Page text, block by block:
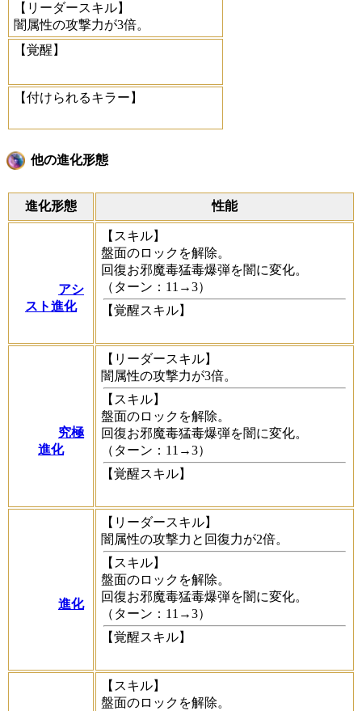
【リーダースキル】
闇属性の攻撃力が3倍。
【覚醒】
【付けられるキラー】
他の進化形態
進化形態 性能
アシ
スト進化
【スキル】
盤面のロックを解除。
回復お邪魔毒猛毒爆弾を闇に変化。
（ターン：11→3）
【覚醒スキル】
究極
進化
【リーダースキル】
闇属性の攻撃力が3倍。
【スキル】
盤面のロックを解除。
回復お邪魔毒猛毒爆弾を闇に変化。
（ターン：11→3）
【覚醒スキル】
進化
【リーダースキル】
闇属性の攻撃力と回復力が2倍。
【スキル】
盤面のロックを解除。
回復お邪魔毒猛毒爆弾を闇に変化。
（ターン：11→3）
【覚醒スキル】
【スキル】
盤面のロックを解除。